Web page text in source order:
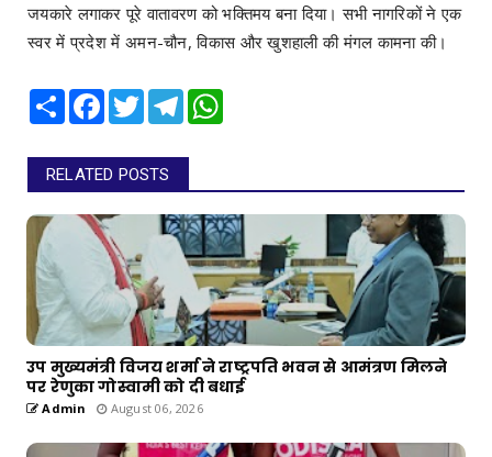
जयकारे लगाकर पूरे वातावरण को भक्तिमय बना दिया। सभी नागरिकों ने एक
स्वर में प्रदेश में अमन-चौन, विकास और खुशहाली की मंगल कामना की।
Share Facebook
TwitterTelegram
RELATED POSTS
उप मुख्यमंत्री विजय शर्मा ने राष्ट्रपति भवन से आमंत्रण मिलने
पर रेणुका गोस्वामी को दी बधाई
Admin August 06, 2026